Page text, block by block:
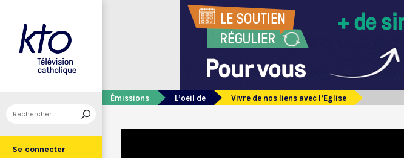
Se connecter
Émissions L’oeil de Vivre de nos liens avec l’Eglise